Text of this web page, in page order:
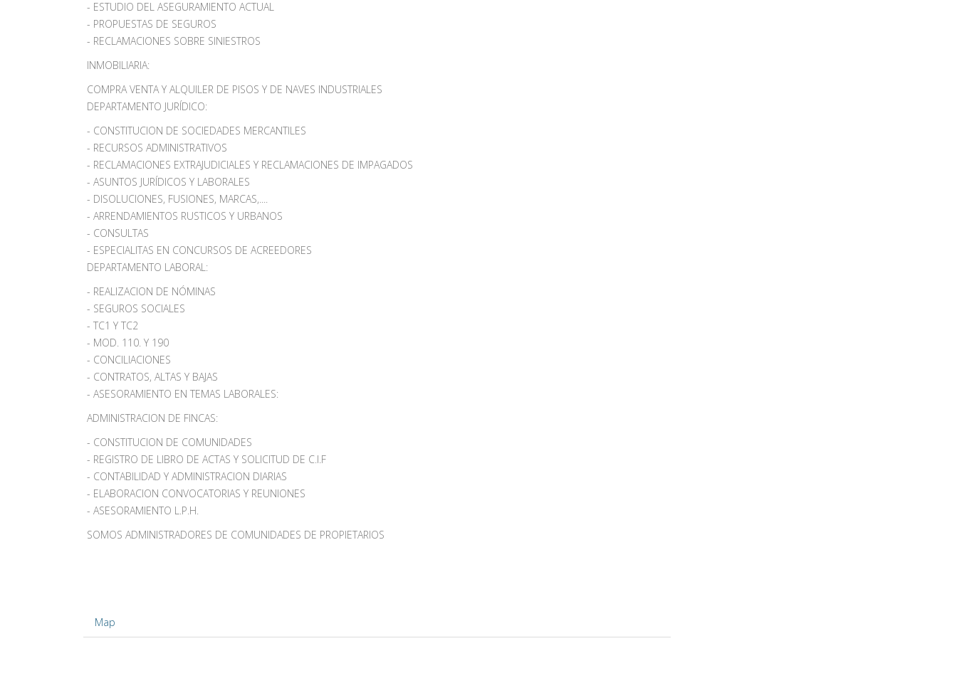
- ESTUDIO DEL ASEGURAMIENTO ACTUAL
- PROPUESTAS DE SEGUROS
- RECLAMACIONES SOBRE SINIESTROS
INMOBILIARIA:
COMPRA VENTA Y ALQUILER DE PISOS Y DE NAVES INDUSTRIALES
DEPARTAMENTO JURÍDICO:
- CONSTITUCION DE SOCIEDADES MERCANTILES
- RECURSOS ADMINISTRATIVOS
- RECLAMACIONES EXTRAJUDICIALES Y RECLAMACIONES DE IMPAGADOS
- ASUNTOS JURÍDICOS Y LABORALES
- DISOLUCIONES, FUSIONES, MARCAS,....
- ARRENDAMIENTOS RUSTICOS Y URBANOS
- CONSULTAS
- ESPECIALITAS EN CONCURSOS DE ACREEDORES
DEPARTAMENTO LABORAL:
- REALIZACION DE NÓMINAS
- SEGUROS SOCIALES
- TC1 Y TC2
- MOD. 110. Y 190
- CONCILIACIONES
- CONTRATOS, ALTAS Y BAJAS
- ASESORAMIENTO EN TEMAS LABORALES:
ADMINISTRACION DE FINCAS:
- CONSTITUCION DE COMUNIDADES
- REGISTRO DE LIBRO DE ACTAS Y SOLICITUD DE C.I.F
- CONTABILIDAD Y ADMINISTRACION DIARIAS
- ELABORACION CONVOCATORIAS Y REUNIONES
- ASESORAMIENTO L.P.H.
SOMOS ADMINISTRADORES DE COMUNIDADES DE PROPIETARIOS
Map